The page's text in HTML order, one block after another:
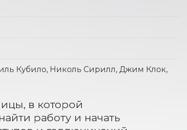
Кубило, Николь Сирилл, Джим Клок,
в которой
работу и начать